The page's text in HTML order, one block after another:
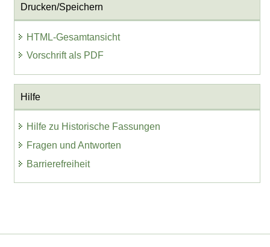
Drucken/Speichern
HTML-Gesamtansicht
Vorschrift als PDF
Hilfe
Hilfe zu Historische Fassungen
Fragen und Antworten
Barrierefreiheit